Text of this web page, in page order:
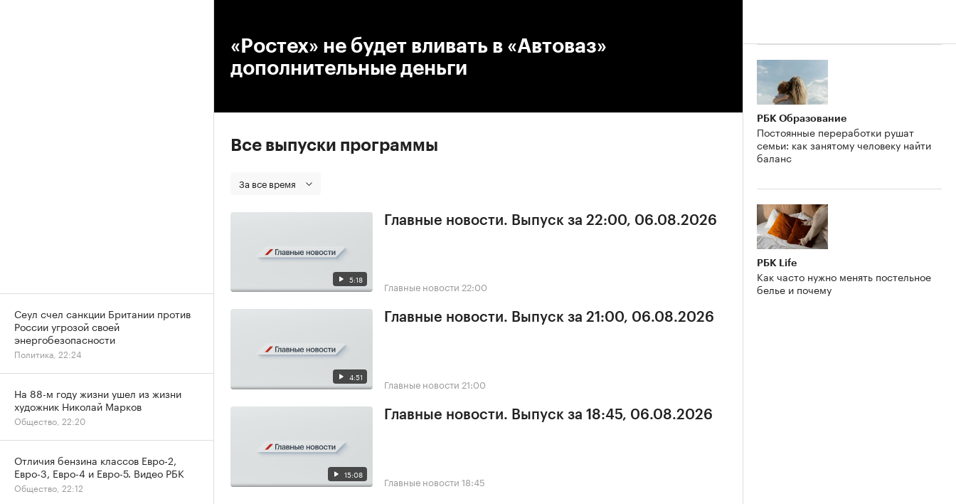
«Ростех» не будет вливать в «Автоваз»
дополнительные деньги
Все выпуски программы
За все время
5:18
Главные новости. Выпуск за 22:00, 06.08.2026
Главные новости 22:00
4:51
Главные новости. Выпуск за 21:00, 06.08.2026
Главные новости 21:00
15:08
Главные новости. Выпуск за 18:45, 06.08.2026
Главные новости 18:45
РБК Образование
Постоянные переработки рушат
семьи: как занятому человеку найти
баланс
РБК Life
Как часто нужно менять постельное
белье и почему
Сеул счел санкции Британии против
России угрозой своей
энергобезопасности
Политика, 22:24
На 88-м году жизни ушел из жизни
художник Николай Марков
Общество, 22:20
Отличия бензина классов Евро-2,
Евро-3, Евро-4 и Евро-5. Видео РБК
Общество, 22:12